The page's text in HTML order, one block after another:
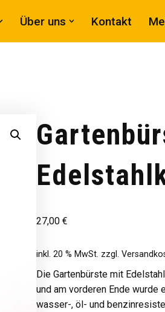
Über uns Kontakt
27,00€
inkl. 20 % MwSt. zzgl.
Die Gartenbürste mit
und am vorderen Ende wurde
wasser-, öl- und